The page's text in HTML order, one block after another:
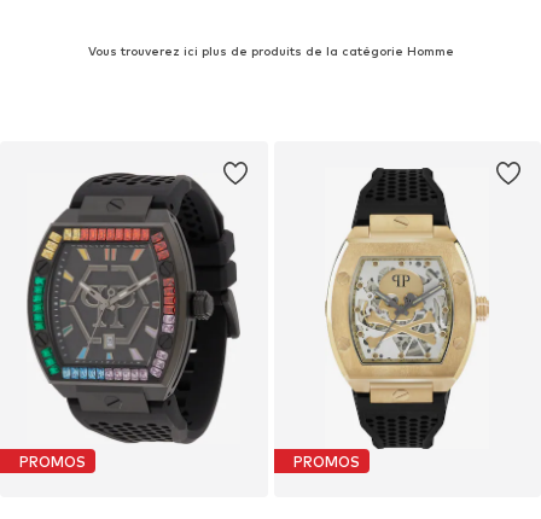
Vous trouverez ici plus de produits de la catégorie Homme
PROMOS PROMOS